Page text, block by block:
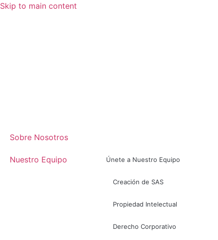
Skip to main content
Sobre Nosotros
Nuestro Equipo Únete a Nuestro Equipo
Creación de SAS
Propiedad Intelectual
Derecho Corporativo